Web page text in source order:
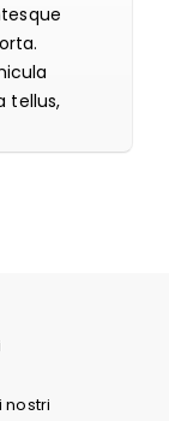
tellus,
nostri